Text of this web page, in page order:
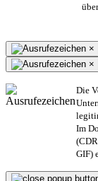
×
×
Die
Im
GIF)